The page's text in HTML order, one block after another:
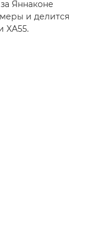
Яннаконе
и делится
XA55.